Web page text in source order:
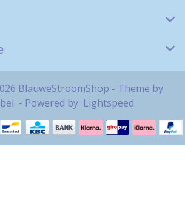
BlauweStroomShop - Theme by
- Powered by Lightspeed